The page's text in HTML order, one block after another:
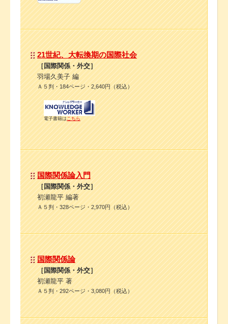
21世紀、大転換期の国際社会
［国際関係・外交］
羽場久美子 編
Ａ５判・184ページ・2,640円（税込）
電子書籍は こちら
国際関係論入門
［国際関係・外交］
初瀬龍平 編著
Ａ５判・328ページ・2,970円（税込）
国際関係論
［国際関係・外交］
初瀬龍平 著
Ａ５判・292ページ・3,080円（税込）